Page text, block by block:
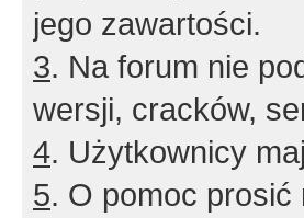
jego zawartości.
3. Na forum nie
wersji, cracków,
4. Użytkownicy
5. O pomoc